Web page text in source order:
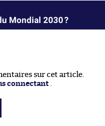
Mondial 2030 ?
sur cet article.
connectant .